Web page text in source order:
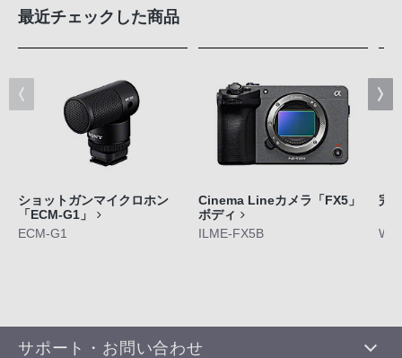
最近チェックした商品
ショットガンマイクロホン
「ECM-G1」
ECM-G1
Cinema Lineカメラ「FX5」
ボディ
ILME-FX5B
完
サポート・お問い合わせ